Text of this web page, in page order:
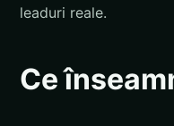
leaduri reale.
Ce